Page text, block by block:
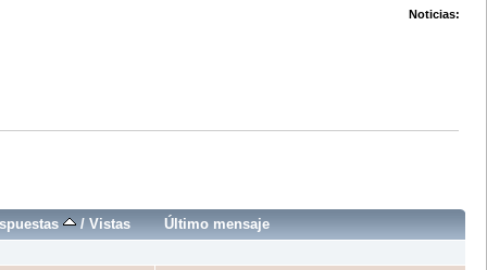
Noticias:
/ Vistas Último mensaje